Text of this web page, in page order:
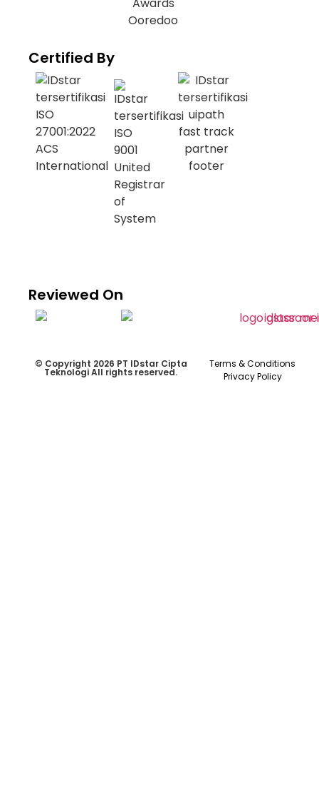
Certified By
Reviewed On
© Copyright 2026 PT IDstar Cipta
Teknologi All rights reserved.
Terms & Conditions
Privacy Policy